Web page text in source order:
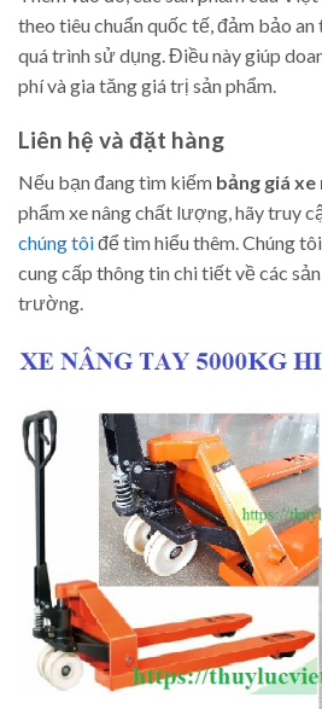
theo tiêu chuẩn quốc tế, đảm bảo
quá trình sử dụng. Điều này giúp
phí và gia tăng giá trị sản phẩm.
Liên hệ và đặt hàng
Nếu bạn đang tìm kiếm bảng giá
phẩm xe nâng chất lượng, hãy truy
chúng tôiđể tìm hiểu thêm. Chúng
cung cấp thông tin chi tiết về các
trường.